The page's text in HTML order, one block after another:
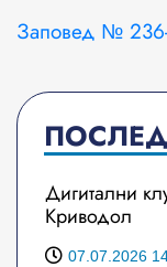
Заповед №
Дигитални
Криводол
07.07.2026